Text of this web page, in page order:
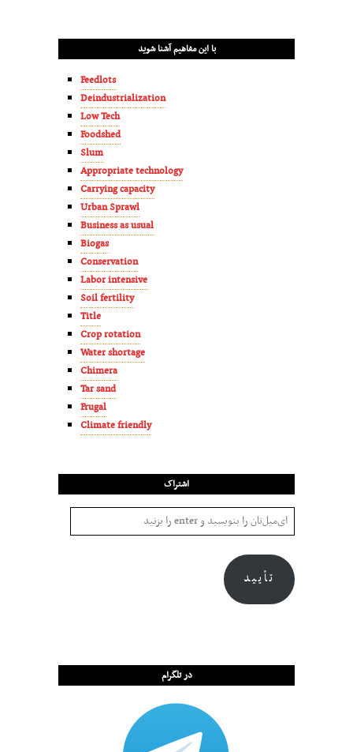
با این مفاهیم آشنا شوید
Feedlots
Deindustrialization
Low Tech
Foodshed
Slum
Appropriate technology
Carrying capacity
Urban Sprawl
Business as usual
Biogas
Conservation
Labor intensive
Soil fertility
Title
Crop rotation
Water shortage
Chimera
Tar sand
Frugal
Climate friendly
اشتراک
تأیید
در تلگرام